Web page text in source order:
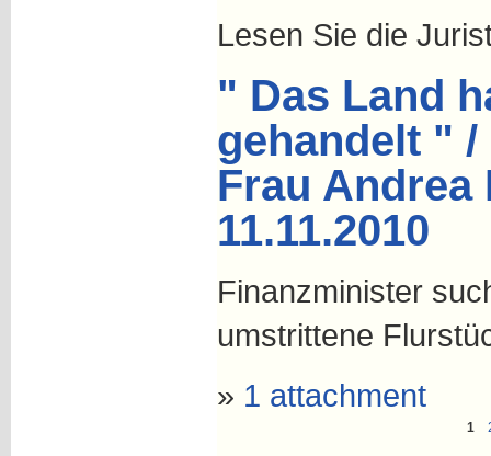
Lesen Sie die
" Das Land
gehandelt "
Frau Andrea
11.11.2010
Finanzminister
umstrittene
» 1 attachment
1